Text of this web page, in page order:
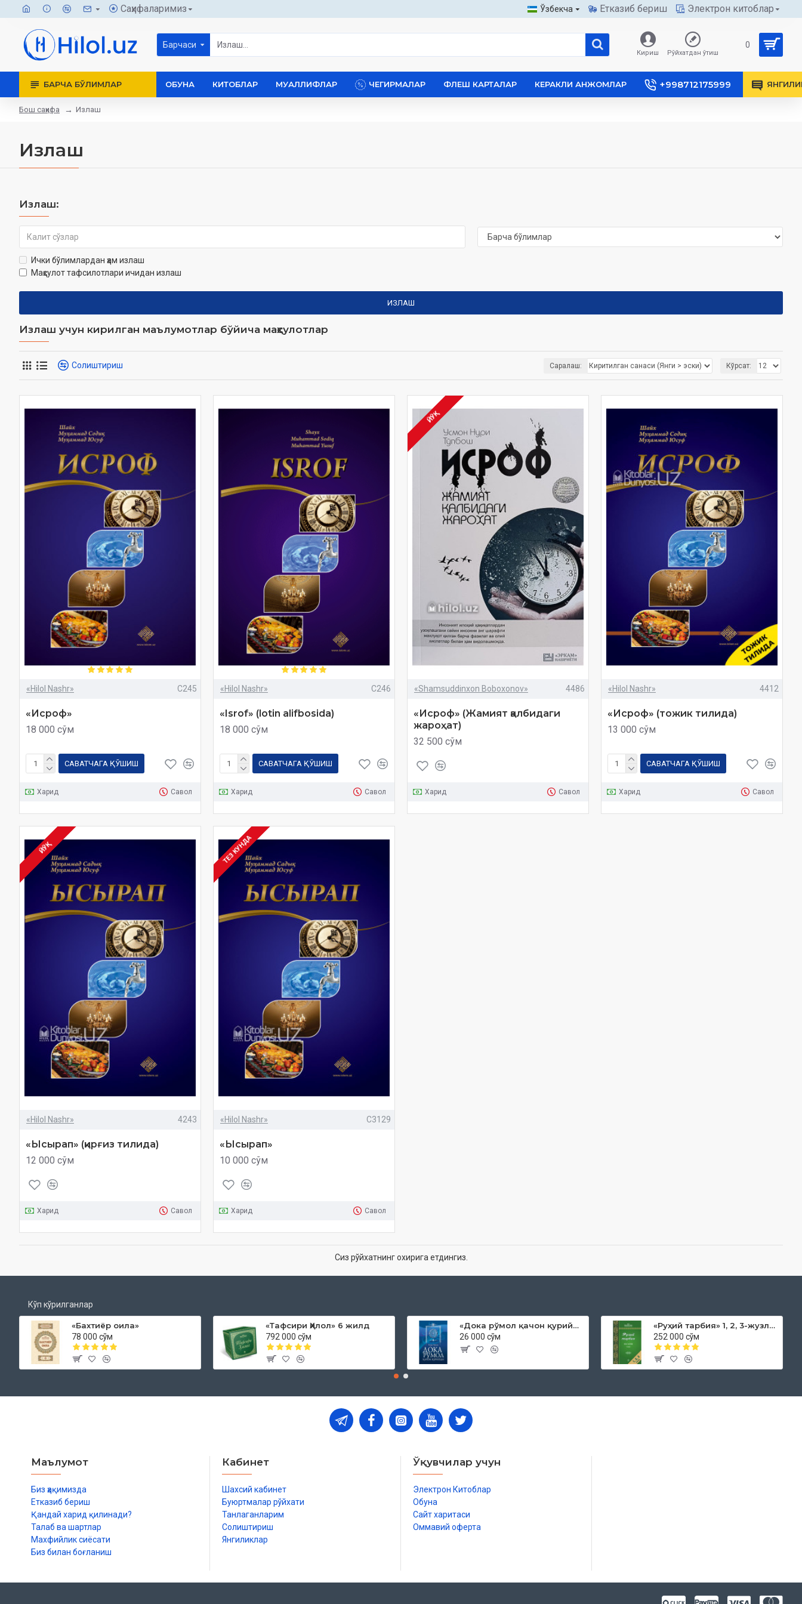
Саҳифаларимиз Ўзбекча Етказиб бериш Электрон китоблар
Барчаси
Кириш Рўйхатдан ўтиш
0
БАРЧА БЎЛИМЛАР ОБУНА КИТОБЛАР МУАЛЛИФЛАР ЧЕГИРМАЛАР ФЛЕШ КАРТАЛАР КЕРАКЛИ АНЖОМЛАР +998712175999
Бош саҳифа Излаш
Излаш
Излаш:
Ички бўлимлардан ҳам излаш
Маҳсулот тафсилотлари ичидан излаш
ИЗЛАШ
Излаш учун кирилган маълумотлар бўйича маҳсулотлар
Солиштириш Саралаш: Кўрсат:
«Hilol Nashr» C245
«Исроф»
18 000 сўм
САВАТЧАГА ҚЎШИШ
Харид Савол
«Hilol Nashr» C246
«Isrof» (lotin alifbosida)
18 000 сўм
САВАТЧАГА ҚЎШИШ
Харид Савол
ЙЎҚ
«Shamsuddinxon Boboxonov» 4486
«Исроф» (Жамият қалбидаги
жароҳат)
32 500 сўм
Харид Савол
«Hilol Nashr» 4412
«Исроф» (тожик тилида)
13 000 сўм
САВАТЧАГА ҚЎШИШ
Харид Савол
ЙЎҚ
«Hilol Nashr» 4243
«Ысырап» (қирғиз тилида)
12 000 сўм
Харид Савол
ТЕЗ КУНДА
«Hilol Nashr» C3129
«Ысырап»
10 000 сўм
Харид Савол
Сиз рўйхатнинг охирига етдингиз.
Кўп кўрилганлар
«Бахтиёр оила»
78 000 сўм
«Тафсири Ҳилол» 6 жилд
792 000 сўм
«Дока рўмол қачон қурийди»
26 000 сўм
«Руҳий тарбия» 1, 2, 3-жузлар
252 000 сўм
Маълумот
Биз ҳақимизда
Етказиб бериш
Қандай харид қилинади?
Талаб ва шартлар
Махфийлик сиёсати
Биз билан боғланиш
Кабинет
Шахсий кабинет
Буюртмалар рўйхати
Танлаганларим
Солиштириш
Янгиликлар
Ўқувчилар учун
Электрон Китоблар
Обуна
Сайт харитаси
Оммавий оферта